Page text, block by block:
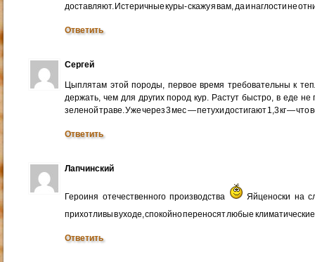
доставляют. Истеричные куры- скажу я вам, да и наглости не
Ответить
Сергей
Цыплятам этой породы, первое время требовательны к
держать, чем для других пород кур. Растут быстро, в еде
зеленой траве. Уже через 3 мес — петухи достигают 1,3 кг — что
Ответить
Лапчинский
Героиня отечественного производства
Яйценоски на
прихотливы в уходе, спокойно переносят любые
Ответить